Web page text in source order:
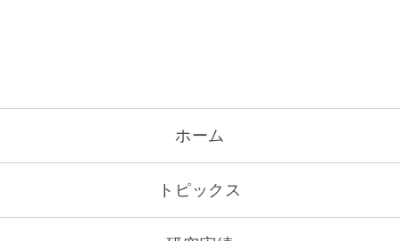
ホーム
トピックス